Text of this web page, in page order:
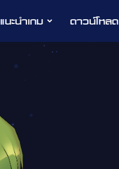
แนะนำเกม ดาวน์โหลด